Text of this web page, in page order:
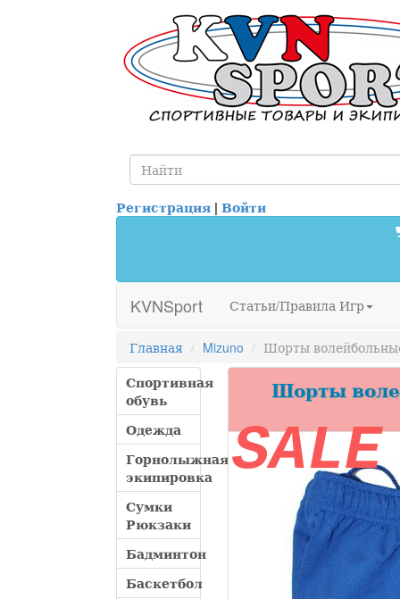
Регистрация | Войти
KVNSport Статьи/Правила Игр
Главная Mizuno
Шорты
Спортивная
обувь
Одежда
Горнолыжная
экипировка
Сумки
Рюкзаки
Бадминтон
Баскетбол
Шорты
SALE